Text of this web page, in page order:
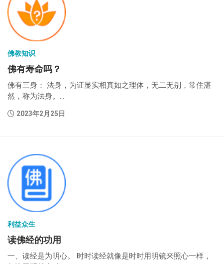
佛教知识
佛有寿命吗？
佛有三身： 法身，为证显实相真如之理体，无二无别，常住湛
然，称为法身。...
2023年2月25日
利益众生
读佛经的功用
一、读经是为明心。 时时读经就像是时时用明镜来照心一样，